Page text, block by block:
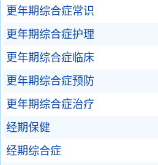
更年期综合症常识
更年期综合症护理
更年期综合症临床
更年期综合症预防
更年期综合症治疗
经期保健
经期综合症